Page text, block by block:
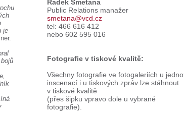
je
Radek Smetana
Public Relations manažer
smetana@vcd.cz
tel: 466 616 412
nebo 602 595 016
Fotografie v tiskové kvalitě:
Všechny fotografie ve fotogaleriích u
inscenací i u tiskových zpráv lze stáhnout
v tiskové kvalitě
(přes šipku vpravo dole u vybrané
fotografie).